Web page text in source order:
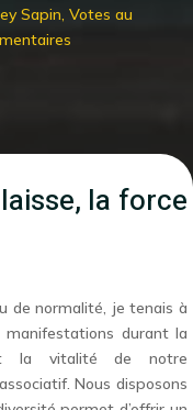
Sapin,Votes au
la force
de normalité, je tenais à
manifestations durant la
la vitalité de notre
Nous disposons